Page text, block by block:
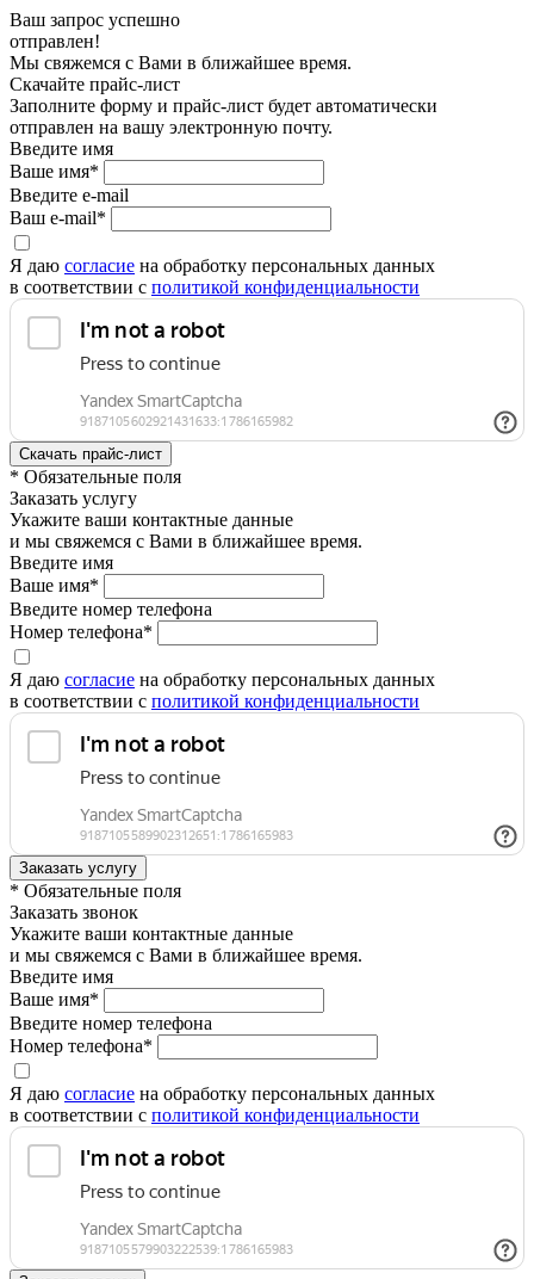
Ваш запрос успешно
отправлен!
Мы свяжемся с Вами в ближайшее время.
Скачайте прайс-лист
Заполните форму и прайс-лист будет автоматически
отправлен на вашу электронную почту.
Введите имя
Ваше имя*
Введите e-mail
Ваш e-mail*
Я даю согласие на обработку персональных данных
в соответствии с политикой конфиденциальности
* Обязательные поля
Заказать услугу
Укажите ваши контактные данные
и мы свяжемся с Вами в ближайшее время.
Введите имя
Ваше имя*
Введите номер телефона
Номер телефона*
Я даю согласие на обработку персональных данных
в соответствии с политикой конфиденциальности
* Обязательные поля
Заказать звонок
Укажите ваши контактные данные
и мы свяжемся с Вами в ближайшее время.
Введите имя
Ваше имя*
Введите номер телефона
Номер телефона*
Я даю согласие на обработку персональных данных
в соответствии с политикой конфиденциальности